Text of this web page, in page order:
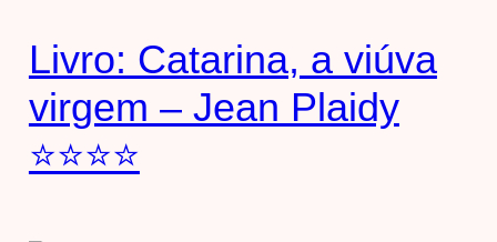
Livro: Catarina, a viúva
virgem – Jean Plaidy
⭐⭐⭐⭐